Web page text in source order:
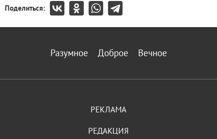
Поделиться:
Разумное Доброе Вечное
РЕКЛАМА
РЕДАКЦИЯ